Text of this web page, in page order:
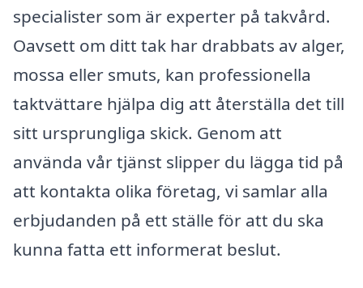
specialister som är experter på takvård.
Oavsett om ditt tak har drabbats av alger,
mossa eller smuts, kan professionella
taktvättare hjälpa dig att återställa det till
sitt ursprungliga skick. Genom att
använda vår tjänst slipper du lägga tid på
att kontakta olika företag, vi samlar alla
erbjudanden på ett ställe för att du ska
kunna fatta ett informerat beslut.